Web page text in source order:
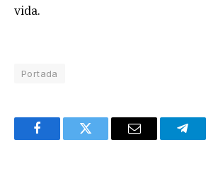
vida.
Portada
FacebookTwitter Email